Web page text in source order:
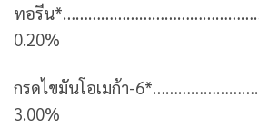
ทอรีน
0.20%
กรดไขมันโอเมก้า-
3.00%